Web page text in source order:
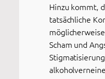
Hinzu kommt,
tatsächliche
Scham und